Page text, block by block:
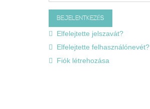
Elfelejtette jelszavát?
Elfelejtette felhasználónevét?
Fiók létrehozása